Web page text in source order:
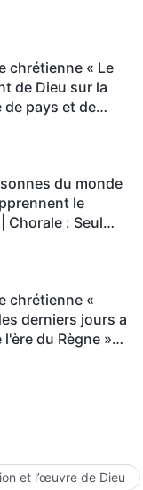
chrétienne « Le
de Dieu sur la
de pays et de
du monde
le
Chorale : Seul
chrétienne «
derniers jours a
du Règne »
et l’œuvre de Dieu